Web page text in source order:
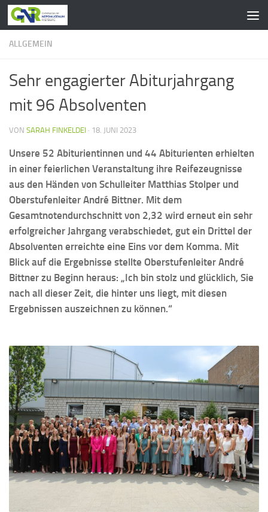
Zum Inhalt springen
ALLGEMEIN
Sehr engagierter Abiturjahrgang
mit 96 Absolventen
VON SARAH FINKELDEI · 18. JUNI 2023
Unsere 52 Abiturientinnen und 44 Abiturienten erhielten
in einer feierlichen Veranstaltung ihre Reifezeugnisse
aus den Händen von Schulleiter Matthias Stolper und
Oberstufenleiter André Bittner. Mit dem
Gesamtnotendurchschnitt von 2,32 wird erneut ein sehr
erfolgreicher Jahrgang verabschiedet, gut ein Drittel der
Absolventen erreichte eine Eins vor dem Komma. Mit
Blick auf die Ergebnisse stellte Oberstufenleiter André
Bittner zu Beginn heraus: „Ich bin stolz und glücklich, Sie
nach all dieser Zeit, die hinter uns liegt, mit diesen
Ergebnissen auszeichnen zu können.“